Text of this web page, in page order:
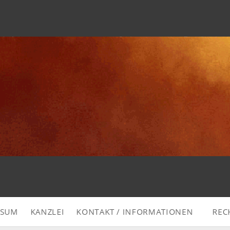
KANZLEI KONTAKT / INFORMATIONEN